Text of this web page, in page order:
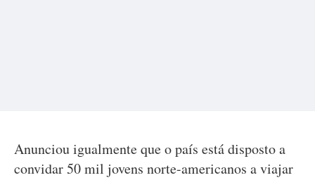
Anunciou igualmente que o país está disposto a
convidar 50 mil jovens norte-americanos a viajar